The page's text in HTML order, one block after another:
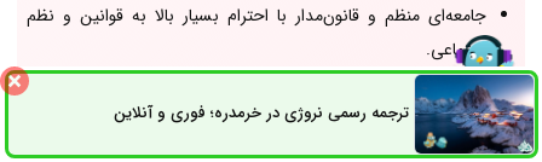
جامعه‌ای منظم و قانون‌مدار با احترام بسیار بالا به قوانین و نظم
اجتماعی.
تعاملات اجتماعی آرام و مودبانه، ارزش نهادن به حریم خصوصی و
رعایت آداب اجتماعی.ترجمه رسمی نروژی در خرمدره؛ فوری و آنلاینثبت سفارش راه های ارتباطی